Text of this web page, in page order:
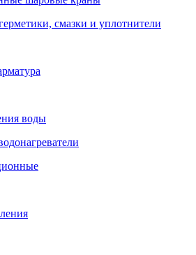
смазки и уплотнители
воды